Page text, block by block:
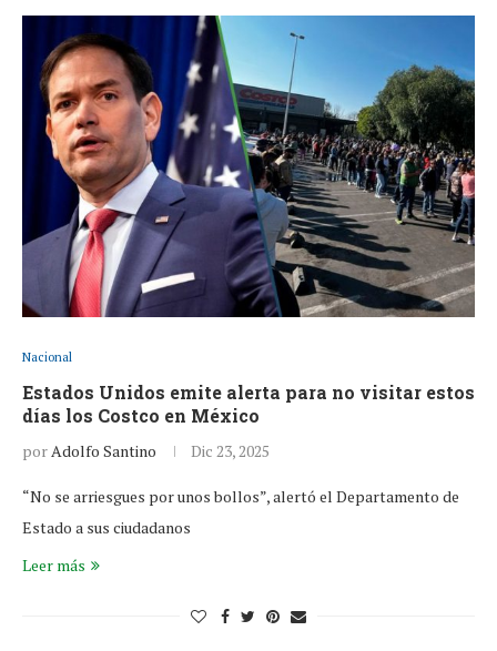
Nacional
Estados Unidos emite alerta para no visitar estos
días los Costco en México
porAdolfo Santino Dic 23, 2025
“No se arriesgues por unos bollos”, alertó el Departamento de
Estado a sus ciudadanos
Leer más